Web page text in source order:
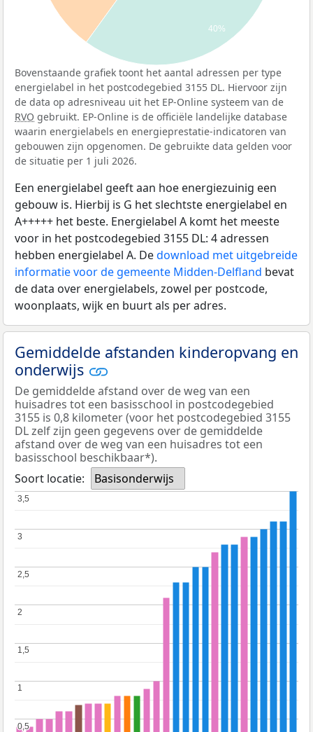
40%
Bovenstaande grafiek toont het aantal adressen per type
energielabel in het postcodegebied 3155 DL. Hiervoor zijn
de data op adresniveau uit het EP-Online systeem van de
RVO gebruikt. EP-Online is de officiële landelijke database
waarin energielabels en energieprestatie-indicatoren van
gebouwen zijn opgenomen. De gebruikte data gelden voor
de situatie per 1 juli 2026.
Een energielabel geeft aan hoe energiezuinig een
gebouw is. Hierbij is G het slechtste energielabel en
A+++++ het beste. Energielabel A komt het meeste
voor in het postcodegebied 3155 DL: 4 adressen
hebben energielabel A. Dedownload met uitgebreide
informatie voor de gemeente Midden-Delfland bevat
de data over energielabels, zowel per postcode,
woonplaats, wijk en buurt als per adres.
Gemiddelde afstanden kinderopvang en
onderwijs
De gemiddelde afstand over de weg van een
huisadres tot een basisschool in postcodegebied
3155 is 0,8 kilometer (voor het postcodegebied 3155
DL zelf zijn geen gegevens over de gemiddelde
afstand over de weg van een huisadres tot een
basisschool beschikbaar*).
Soort locatie:
Basisonderwijs
0,5
0,5
1
1
1,5
1,5
2
2
2,5
2,5
3
3
3,5
3,5